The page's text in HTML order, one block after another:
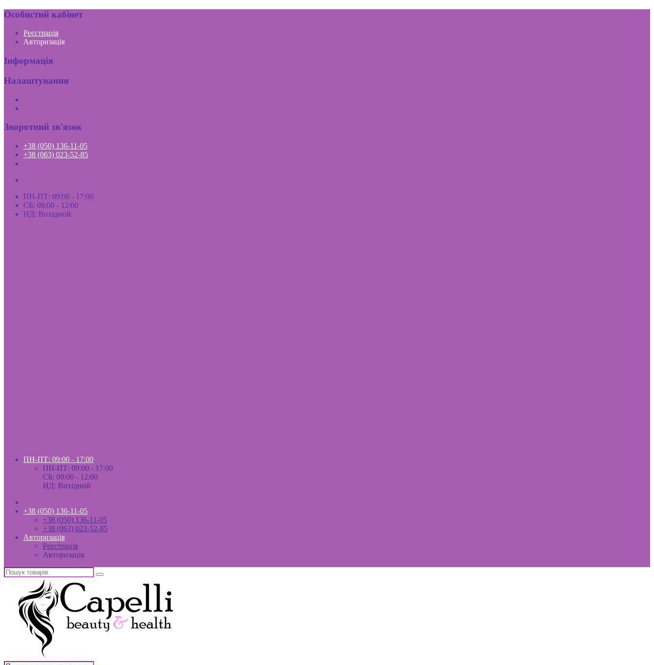
Особистий кабінет
Реєстрація
Авторизація
Інформація
Налаштування
Зворотний зв'язок
+38 (050) 136-11-05
+38 (063) 023-52-85
ПН-ПТ: 09:00 - 17:00
СБ: 09:00 - 12:00
НД: Вихідний
ПН-ПТ: 09:00 - 17:00
ПН-ПТ: 09:00 - 17:00
СБ: 09:00 - 12:00
НД: Вихідний
+38 (050) 136-11-05
+38 (050) 136-11-05
+38 (063) 023-52-85
Авторизація
Реєстрація
Авторизація